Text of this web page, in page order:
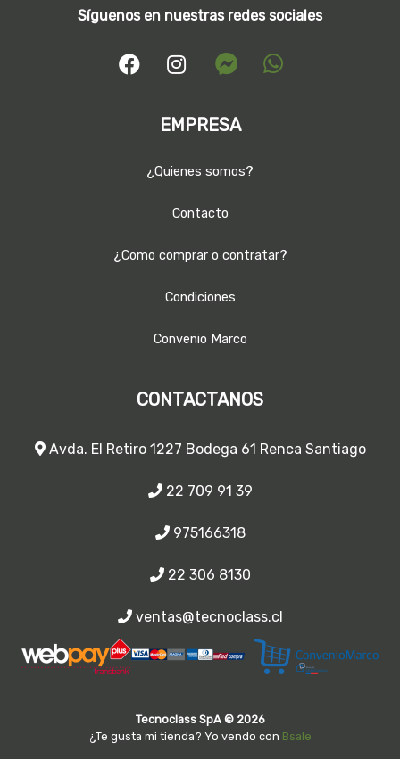
Síguenos en nuestras redes sociales
EMPRESA
¿Quienes somos?
Contacto
¿Como comprar o contratar?
Condiciones
Convenio Marco
CONTACTANOS
Avda. El Retiro 1227 Bodega 61 Renca Santiago
22 709 91 39
975166318
22 306 8130
ventas@tecnoclass.cl
Tecnoclass SpA © 2026
¿Te gusta mi tienda? Yo vendo con Bsale